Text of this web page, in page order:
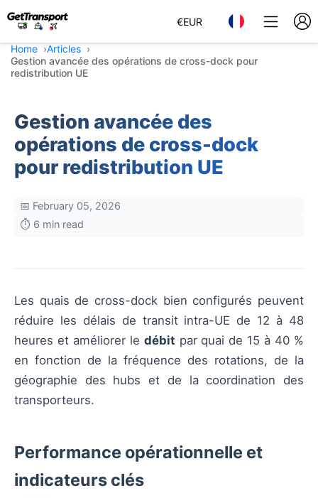
€EUR
Home
Articles
Gestion avancée des opérations de cross-dock pour
redistribution UE
Gestion avancée des
opérations de cross-dock
pour redistribution UE
📅 February 05, 2026
⏱️ 6 min read
Les quais de cross-dock bien configurés peuvent
réduire les délais de transit intra-UE de 12 à 48
heures et améliorer le débit par quai de 15 à 40 %
en fonction de la fréquence des rotations, de la
géographie des hubs et de la coordination des
transporteurs.
Performance opérationnelle et
indicateurs clés